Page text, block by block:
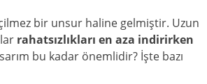
bir unsur haline gelmiştir. Uzun
rahatsızlıkları en aza indirirken
bu kadar önemlidir? İşte bazı